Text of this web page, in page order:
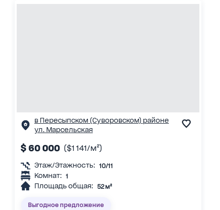
в Пересыпском (Суворовском) районе
ул. Марсельская
$ 60 000 ($1 141/м²)
Этаж/Этажность: 10/11
Комнат: 1
Площадь общая: 52 м²
Выгодное предложение